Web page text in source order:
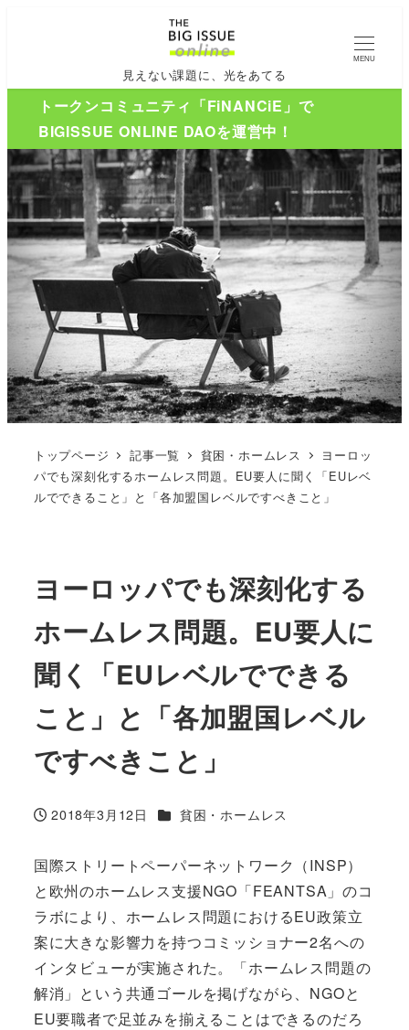
見えない課題に、光をあてる
MENU
トークンコミュニティ「FiNANCiE」で
BIGISSUE ONLINE DAOを運営中！
トップページ 記事一覧 貧困・ホームレス
ヨーロッ
パでも深刻化するホームレス問題。EU要人に聞く「EUレベ
ルでできること」と「各加盟国レベルですべきこと」
ヨーロッパでも深刻化する
ホームレス問題。EU要人に
聞く「EUレベルでできる
こと」と「各加盟国レベル
ですべきこと」
投稿日
2018年3月12日 カテゴリー
貧困・ホームレス
国際ストリートペーパーネットワーク（INSP）
と欧州のホームレス支援NGO「FEANTSA」のコ
ラボにより、ホームレス問題におけるEU政策立
案に大きな影響力を持つコミッショナー2名への
インタビューが実施された。「ホームレス問題の
解消」という共通ゴールを掲げながら、NGOと
EU要職者で足並みを揃えることはできるのだろ